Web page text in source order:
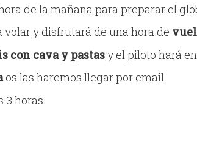
de la mañana para preparar el
volar y disfrutará de una hora de
con cava y pastasy el piloto hará
os las haremos llegar por email.
horas.